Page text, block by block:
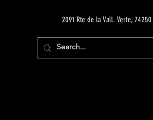
2091 Rte de la Vall. Verte,